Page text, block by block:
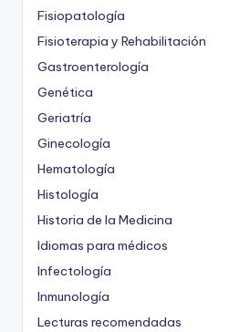
Fisiopatología
Fisioterapia y Rehabilitación
Gastroenterología
Genética
Geriatría
Ginecología
Hematología
Histología
Historia de la Medicina
Idiomas para médicos
Infectología
Inmunología
Lecturas recomendadas